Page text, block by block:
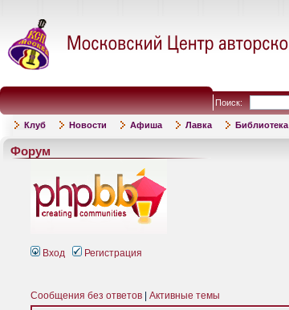
Поиск:
Клуб Новости Афиша Лавка Библиотека
Форум
Вход Регистрация
Сообщения без ответов Активные темы